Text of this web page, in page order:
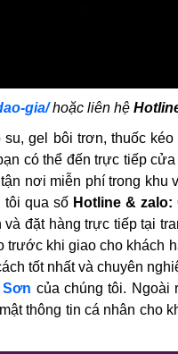
gia/hoặc liên hệ
gel bôi trơn, thuốc
có thể đến trực tiếp
nơi miễn phí trong khu
tôi qua số Hotline & zalo:
đặt hàng trực tiếp tại
khi giao cho khách
tốt nhất và chuyên
của chúng tôi. Ngoài
thông tin cá nhân cho